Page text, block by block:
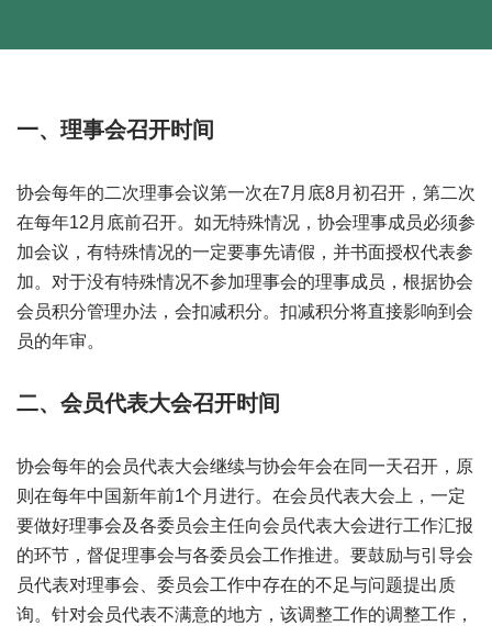
一、理事会召开时间
协会每年的二次理事会议第一次在7月底8月初召开，第二次
在每年12月底前召开。如无特殊情况，协会理事成员必须参
加会议，有特殊情况的一定要事先请假，并书面授权代表参
加。对于没有特殊情况不参加理事会的理事成员，根据协会
会员积分管理办法，会扣减积分。扣减积分将直接影响到会
员的年审。
二、会员代表大会召开时间
协会每年的会员代表大会继续与协会年会在同一天召开，原
则在每年中国新年前1个月进行。在会员代表大会上，一定
要做好理事会及各委员会主任向会员代表大会进行工作汇报
的环节，督促理事会与各委员会工作推进。要鼓励与引导会
员代表对理事会、委员会工作中存在的不足与问题提出质
询。针对会员代表不满意的地方，该调整工作的调整工作，